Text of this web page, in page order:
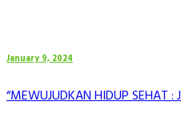
January 9, 2024
“MEWUJUDKAN HIDUP SEHAT :